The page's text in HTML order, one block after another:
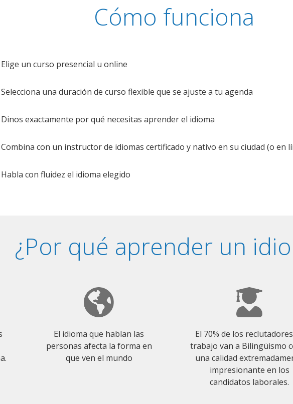
Cómo funciona
Elige un curso presencial u online
Selecciona una duración de curso flexible que se ajuste a tu agenda
Dinos exactamente por qué necesitas aprender el idioma
Combina con un instructor de idiomas certificado y nativo en su ciudad (o en
Habla con fluidez el idioma elegido
¿Por qué aprender un
El idioma que hablan las
personas afecta la forma en
que ven el mundo
El 70% de los
trabajo van a Bilingüismo
una calidad
impresionante en los
candidatos laborales.